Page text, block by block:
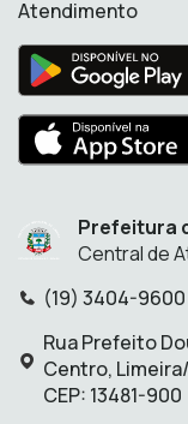
Atendimento
Prefeitura
Central de
(19) 3404-9600
Endereço:
Rua Prefeito
Centro,
CEP: 13481-900